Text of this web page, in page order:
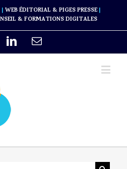
| WEB ÉDITORIAL & PIGES PRESSE |
& FORMATIONS DIGITALES